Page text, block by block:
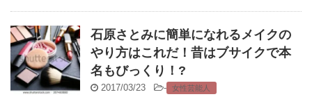
石原さとみに簡単になれるメイクの
やり方はこれだ！昔はブサイクで本
名もびっくり！?
2017/03/23 - 女性芸能人